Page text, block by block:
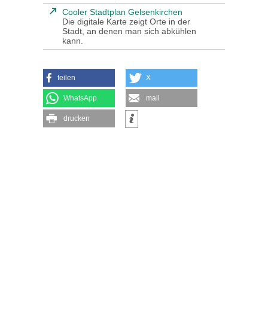
Cooler Stadtplan Gelsenkirchen
Die digitale Karte zeigt Orte in der
Stadt, an denen man sich abkühlen
kann.
teilen X
WhatsApp mail
drucken